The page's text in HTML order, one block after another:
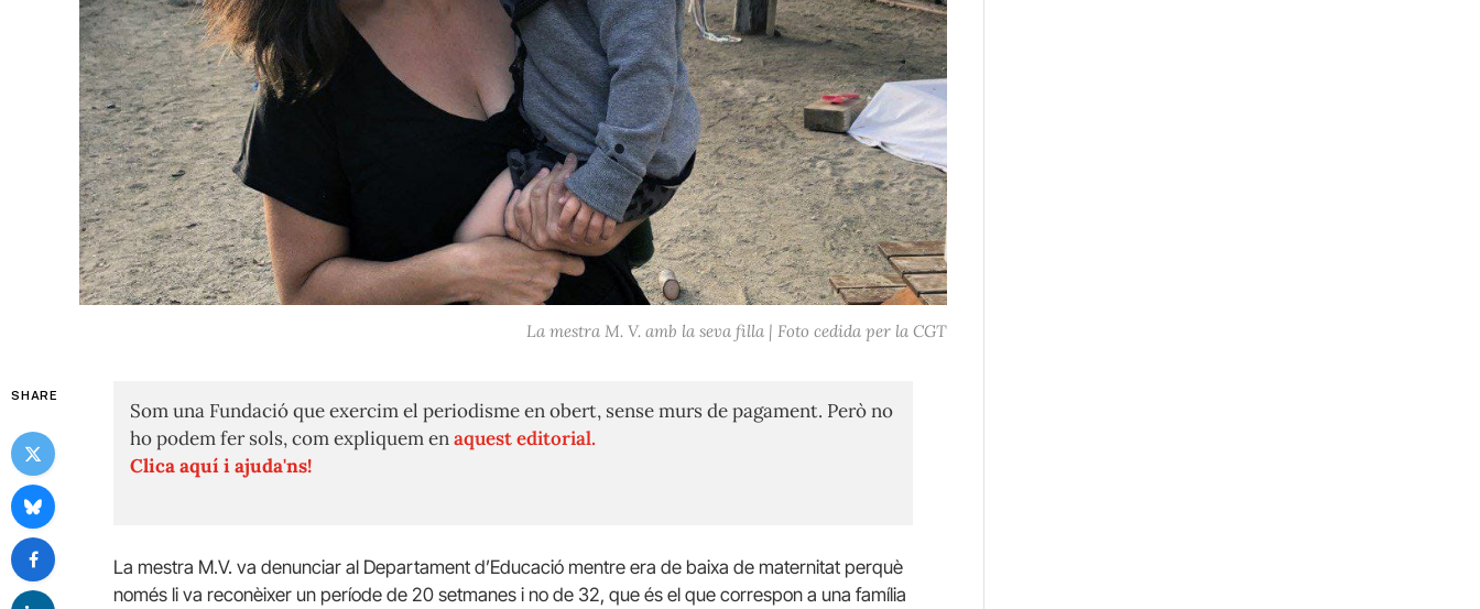
La mestra M. V. amb la seva filla | Foto cedida per la CGT
SHARE
Som una Fundació que exercim el periodisme en obert, sense murs de pagament. Però no
ho podem fer sols, com expliquem enaquest editorial.
Clica aquí i ajuda'ns!
La mestra M.V. va denunciar al Departament d’Educació mentre era de baixa de maternitat perquè
només li va reconèixer un període de 20 setmanes i no de 32, que és el que correspon a una família